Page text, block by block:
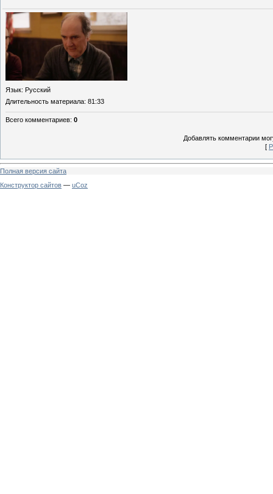
Язык: Русский
Длительность материала: 81:33
Всего комментариев: 0
Добавлять комментарии
[
Полная версия сайта
Конструктор сайтов — uCoz